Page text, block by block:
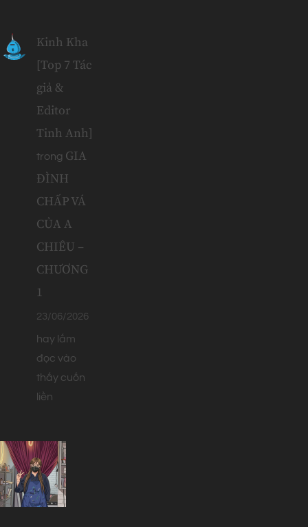
Kinh Kha
[Top 7 Tác
giả &
Editor
Tinh Anh]
trong GIA
ĐÌNH
CHẤP VÁ
CỦA A
CHIÊU –
CHƯƠNG
1
23/06/2026
hay lắm
đọc vào
thấy cuốn
liền